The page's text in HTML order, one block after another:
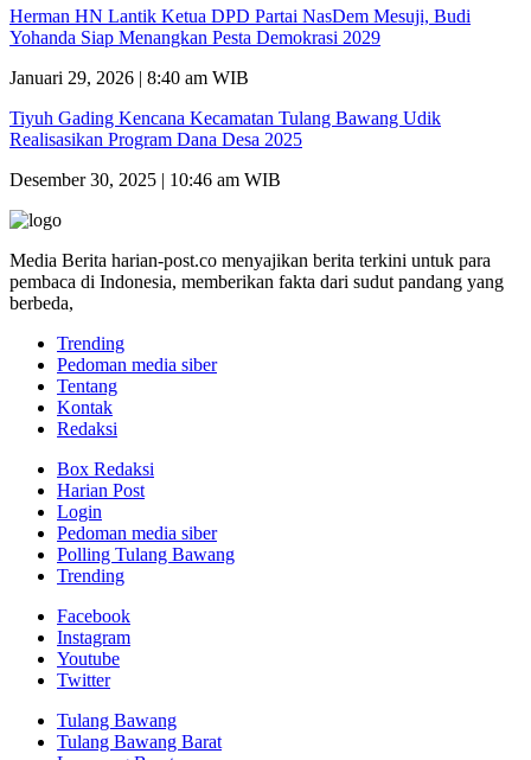
Herman HN Lantik Ketua DPD Partai NasDem Mesuji, Budi
Yohanda Siap Menangkan Pesta Demokrasi 2029
Januari 29, 2026 | 8:40 am WIB
Tiyuh Gading Kencana Kecamatan Tulang Bawang Udik
Realisasikan Program Dana Desa 2025
Desember 30, 2025 | 10:46 am WIB
Media Berita harian-post.co menyajikan berita terkini untuk para
pembaca di Indonesia, memberikan fakta dari sudut pandang yang
berbeda,
Trending
Pedoman media siber
Tentang
Kontak
Redaksi
Box Redaksi
Harian Post
Login
Pedoman media siber
Polling Tulang Bawang
Trending
Facebook
Instagram
Youtube
Twitter
Tulang Bawang
Tulang Bawang Barat